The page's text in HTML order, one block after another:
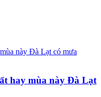
hay mùa này Đà Lạt